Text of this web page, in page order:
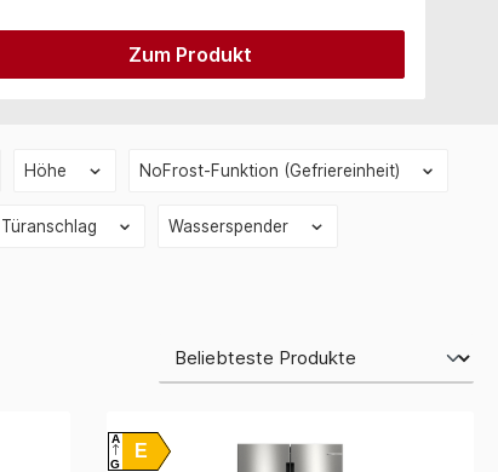
Zum Produkt
Höhe NoFrost-Funktion (Gefriereinheit)
Türanschlag Wasserspender
E
A
G